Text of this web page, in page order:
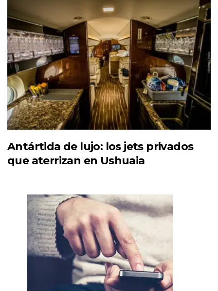
Antártida de lujo: los jets privados
que aterrizan en Ushuaia